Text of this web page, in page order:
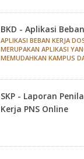
BKD - Aplikasi
APLIKASI BEBAN KERJA
MERUPAKAN APLIKASI
MEMUDAHKAN KAMPUS
SKP - Laporan
Kerja PNS Online